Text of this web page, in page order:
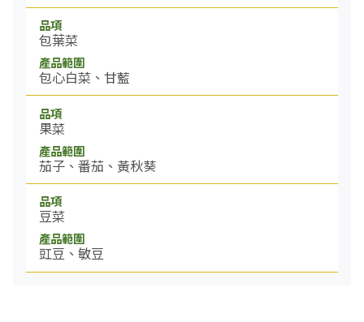
包葉菜
包心白菜、甘藍
果菜
茄子、番茄、黃秋葵
豆菜
豇豆、敏豆